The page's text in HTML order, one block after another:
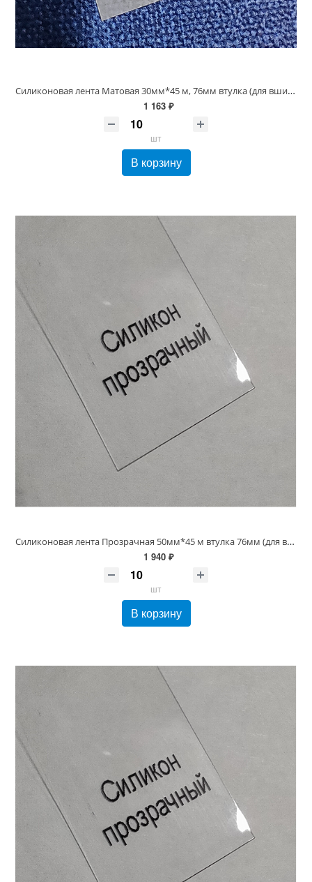
Силиконовая лента Матовая 30мм*45 м, 76мм втулка (для вшивных ярлыков)
1 163 ₽
шт
В корзину
Силиконовая лента Прозрачная 50мм*45 м втулка 76мм (для вшивных ярлыков)
1 940 ₽
шт
В корзину